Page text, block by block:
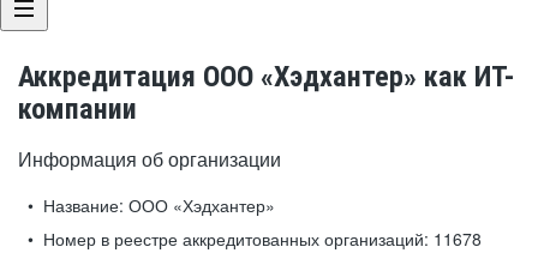
Аккредитация ООО «Хэдхантер» как ИТ-
компании
Информация об организации
Название: ООО «Хэдхантер»
Номер в реестре аккредитованных организаций: 11678